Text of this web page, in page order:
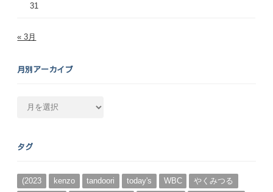
31
« 3月
月別アーカイブ
カ
ブ
タグ
(2023 kenzo tandoori today's WBC
やくみつる